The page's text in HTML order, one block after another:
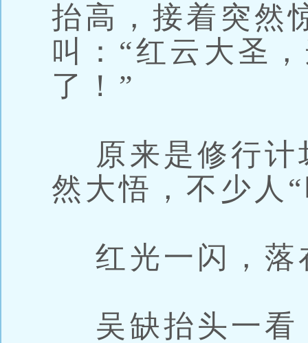
抬高，接着突然
叫：“红云大圣
了！”
原来是修行计
然大悟，不少人
红光一闪，落
吴缺抬头一看